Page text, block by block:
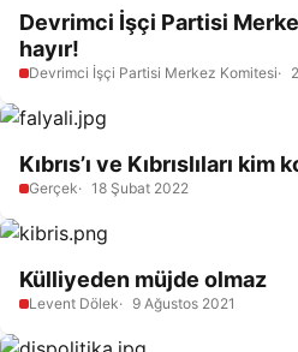
Devrimci İşçi Partisi
hayır!
Devrimci İşçi Partisi Merkez Komitesi
Kıbrıs’ı ve Kıbrıslıları
Gerçek 18 Şubat 2022
Külliyeden müjde olmaz
Levent Dölek 9 Ağustos 2021